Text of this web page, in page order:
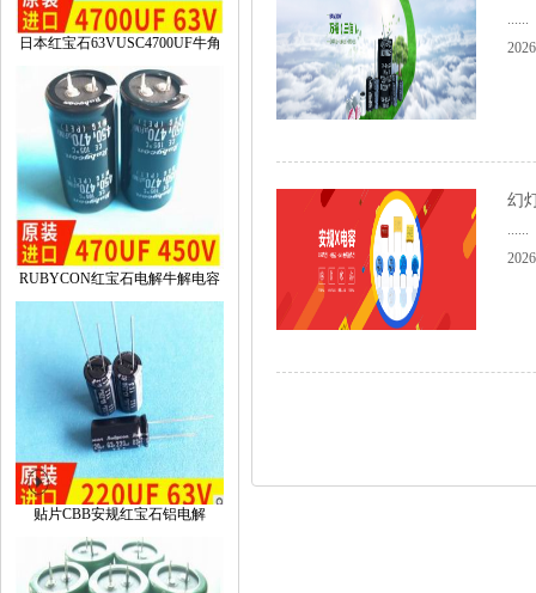
日本红宝石63VUSC4700UF牛角
RUBYCON红宝石电解牛解电容
贴片CBB安规红宝石铝电解
......
幻
......